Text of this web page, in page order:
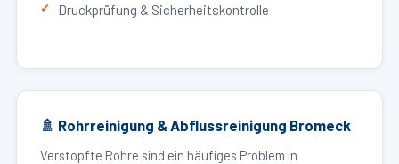
Druckprüfung & Sicherheitskontrolle
🚿 Rohrreinigung & Abflussreinigung Bromeck
Verstopfte Rohre sind ein häufiges Problem in